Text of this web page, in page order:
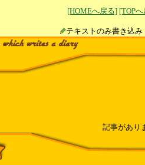
[HOMEへ戻る] [TOP
テキストのみ書
記事があり